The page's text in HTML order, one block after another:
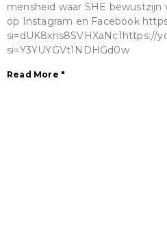
mensheid waar SHE bewustzijn
op Instagram en Facebook
si=dUK8xns8SVHXaNc1https://
si=Y3YUYGVt1NDHGd0w
Read More "